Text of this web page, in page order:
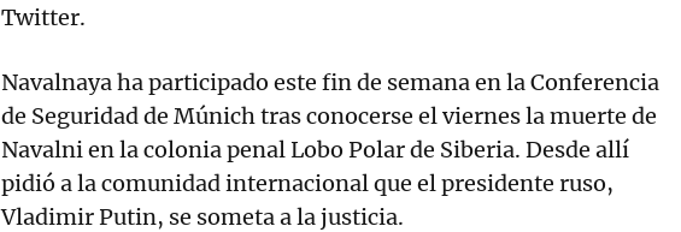
Twitter.
Navalnaya ha participado este fin de semana en la Conferencia
de Seguridad de Múnich tras conocerse el viernes la muerte de
Navalni en la colonia penal Lobo Polar de Siberia. Desde allí
pidió a la comunidad internacional que el presidente ruso,
Vladimir Putin, se someta a la justicia.